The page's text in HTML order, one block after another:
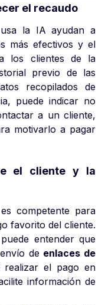
el recaudo
la IA ayudan a
más efectivos y el
los clientes de la
previo de las
recopilados de
puede indicar no
a un cliente,
motivarlo a pagar
el cliente y la
competente para
favorito del cliente.
entender que
de enlaces de
realizar el pago en
información de